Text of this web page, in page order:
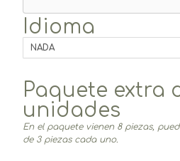
Idioma
Paquete extra
unidades
En el paquete vienen 8 piezas,
de 3 piezas cada uno.